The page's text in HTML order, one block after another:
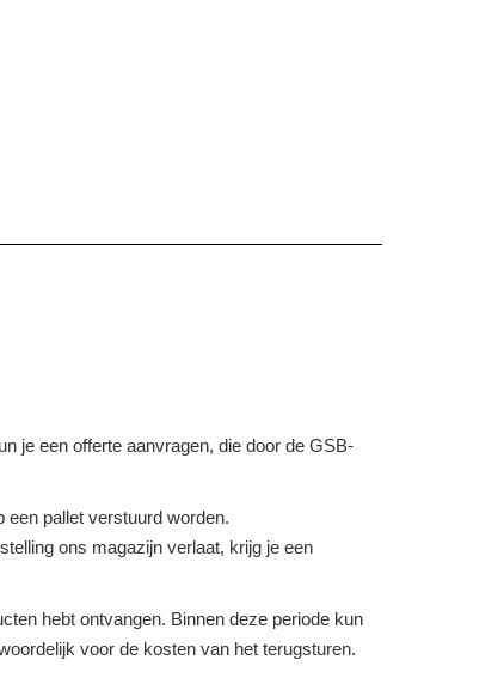
je een offerte aanvragen, die door de GSB-
pallet verstuurd worden.
ons magazijn verlaat, krijg je een
hebt ontvangen. Binnen deze periode kun
voor de kosten van het terugsturen.